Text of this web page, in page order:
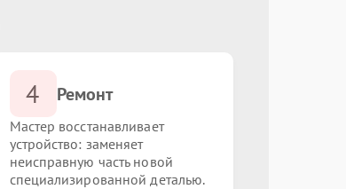
от 1000.00 ₽
от 500.00 ₽
4 Ремонт
Мастер восстанавливает
устройство: заменяет
неисправную часть новой
специализированной деталью.